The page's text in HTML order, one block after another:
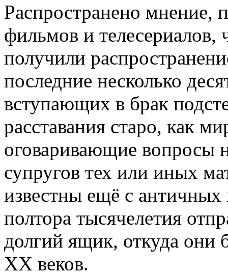
Распространено мнение,
фильмов и телесериалов,
получили
последние несколько
вступающих в брак
расставания старо, как
оговаривающие вопросы
супругов тех или иных
известны ещё с
полтора тысячелетия
долгий ящик, откуда они
XX веков.